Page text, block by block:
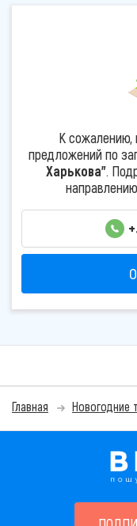
К сожалению,
предложений по
Харькова".
Главная Новогодние